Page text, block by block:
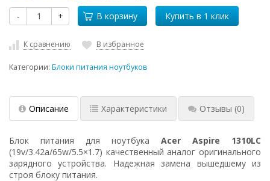
- + В корзину
К сравнению В избранное
Категории: Блоки питания ноутбуков
Описание Характеристики Отзывы (0)
Блок питания для ноутбука Acer Aspire 1310LC
(19v/3.42a/65w/5.5×1.7) качественный аналог оригинального
зарядного устройства. Надежная замена вышедшему из
строя блоку питания.